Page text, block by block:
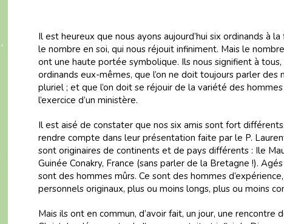
Il est heureux que nous ayons aujourd’hui six ordinands à
le nombre en soi, qui nous réjouit infiniment. Mais le
ont une haute portée symbolique. Ils nous signifient à
ordinands eux-mêmes, que l’on ne doit toujours parler des
pluriel ; et que l’on doit se réjouir de la variété des
l’exercice d’un ministère.
Il est aisé de constater que nos six amis sont fort
rendre compte dans leur présentation faite par le P.
sont originaires de continents et de pays différents : Ile
Guinée Conakry, France (sans parler de la Bretagne !).
sont des hommes mûrs. Ce sont des hommes
personnels originaux, plus ou moins longs, plus ou moins
Mais ils ont en commun, d’avoir fait, un jour, une rencontre
›